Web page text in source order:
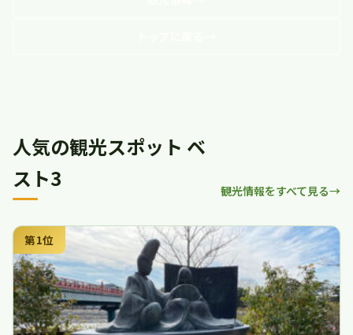
人気の観光スポット ベ
スト3
観光情報をすべて見る
第1位